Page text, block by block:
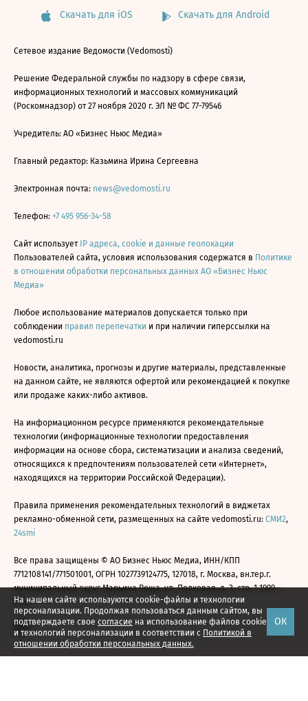
На нашем сайте используются cookie-файлы и технологии
персонализации. Продолжая пользоваться данным сайтом, вы
подтверждаете свое согласие на использование файлов cookie
и технологий персонализации в соответствии с Политикой в
отношении обработки персональных данных.
ОК
Скачать для iOS Скачать для Android
Сетевое издание Ведомости (Vedomosti)
Решение Федеральной службы по надзору в сфере связи,
информационных технологий и массовых коммуникаций
(Роскомнадзор) от 27 ноября 2020 г. ЭЛ № ФС 77-79546
Учредитель: АО «Бизнес Ньюс Медиа»
Главный редактор: Казьмина Ирина Сергеевна
Электронная почта: news@vedomosti.ru
Телефон: +7 495 956-34-58
Сайт использует IP адреса, cookie и данные геолокации
Пользователей сайта, условия использования содержатся в Политике
в отношении обработки персональных данных АО «Бизнес Ньюс
Медиа»
Любое использование материалов допускается только при
соблюдении правил перепечатки и при наличии гиперссылки на
vedomosti.ru
Новости, аналитика, прогнозы и другие материалы, представленные
на данном сайте, не являются офертой или рекомендацией к покупке
или продаже каких-либо активов.
На информационном ресурсе применяются рекомендательные
технологии (информационные технологии предоставления
информации на основе сбора, систематизации и анализа сведений,
относящихся к предпочтениям пользователей сети «Интернет»,
находящихся на территории Российской Федерации).
Правила применения рекомендательных технологий в виджетах
рекламно-обменной сети, размещенных на сайте vedomosti.ru: СМИ2,
24smi
Все права защищены © АО Бизнес Ньюс Медиа, ИНН/КПП
7712108141/771501001, ОГРН 1027739124775, 127018, г. Москва, вн.тер.г.
муниципальный округ Марьина Роща, ул. Полковая, д. 3, стр. 1 1999—
2026